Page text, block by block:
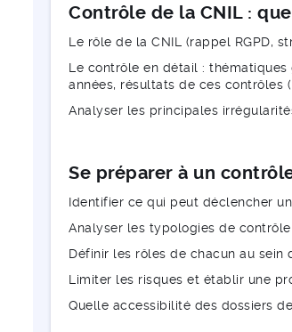
Contrôle de la CNIL :
Le rôle de la CNIL (rappel RGPD,
Le contrôle en détail :
années, résultats de ces contrôles
Analyser les principales
Se préparer à un
Identifier ce qui peut déclencher
Analyser les typologies de contrôle
Définir les rôles de chacun au
Limiter les risques et établir une
Quelle accessibilité des dossiers